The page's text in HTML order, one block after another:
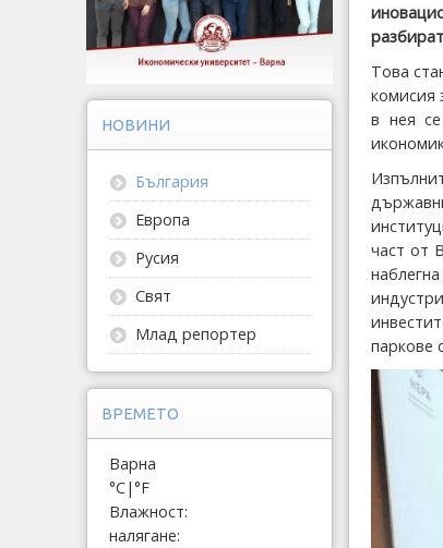
Това
комисия
в нея
част от
паркове
НОВИНИ
България
Европа
Русия
Свят
Млад репортер
ВРЕМЕТО
Варна
°C|°F
Влажност:
налягане: